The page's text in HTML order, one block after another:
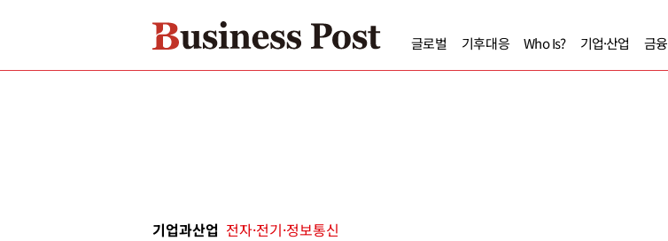
글로벌 기후대응 Who Is? 기업·산업 금융
기업과산업 전자·전기·정보통신